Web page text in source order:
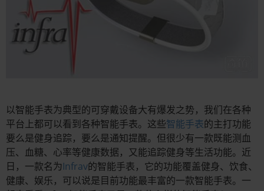
以智能手表为典型的可穿戴设备大有爆发之势，我们在各种
平台上都可以看到各种智能手表。这些智能手表的主打功能
要么是健身追踪，要么是通知提醒。但很少有一款既能测血
压、血糖、心率等健康数据，又能追踪健身等生活功能。近
日，一款名为Infrav的智能手表，它的功能覆盖健身、饮食、
健康、娱乐，可以说是目前功能最丰富的一款智能手表。一